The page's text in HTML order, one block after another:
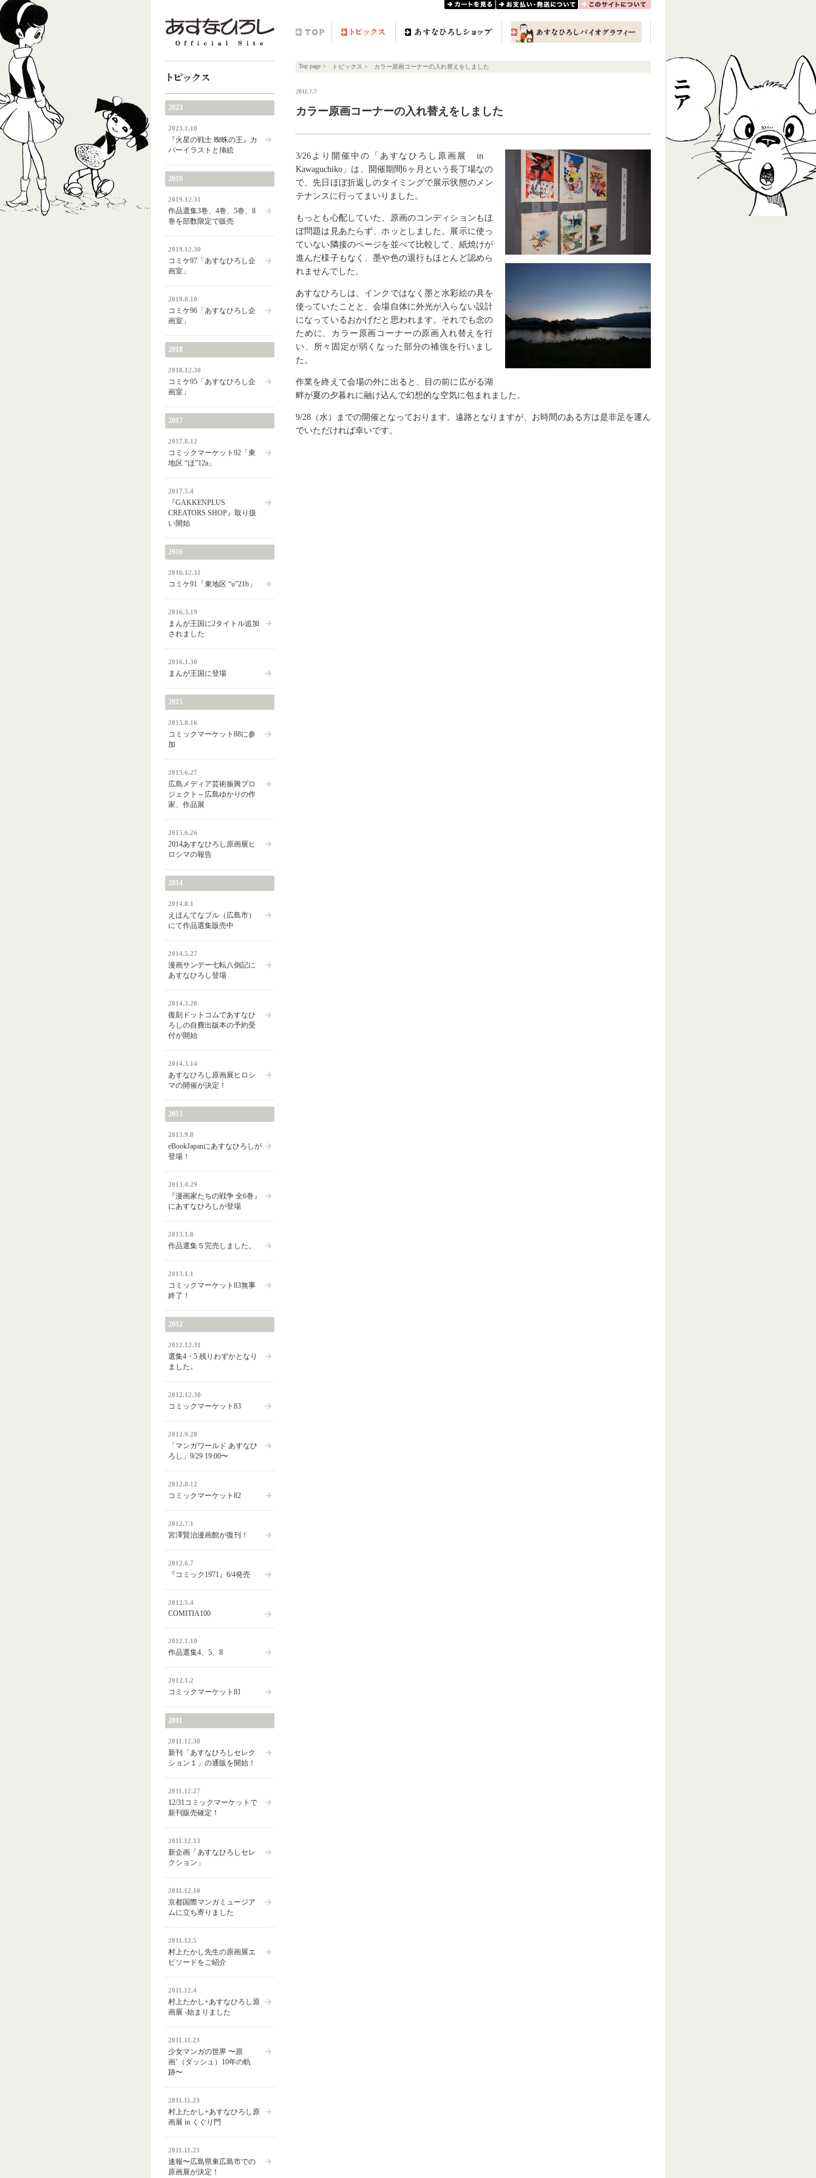
Top page > トピックス > カラー原画コーナーの入れ替えをしました
2011.7.7
カラー原画コーナーの入れ替えをしました
3/26より開催中の「あすなひろし原画展 in
Kawaguchiko」は、開催期間6ヶ月という長丁場なの
で、先日ほぼ折返しのタイミングで展示状態のメン
テナンスに行ってまいりました。
もっとも心配していた、原画のコンディションもほ
ぼ問題は見あたらず、ホッとしました。展示に使っ
ていない隣接のページを並べて比較して、紙焼けが
進んだ様子もなく、墨や色の退行もほとんど認めら
れませんでした。
あすなひろしは、インクではなく墨と水彩絵の具を
使っていたことと、会場自体に外光が入らない設計
になっているおかげだと思われます。それでも念の
ために、カラー原画コーナーの原画入れ替えを行
い、所々固定が弱くなった部分の補強を行いまし
た。
作業を終えて会場の外に出ると、目の前に広がる湖
畔が夏の夕暮れに融け込んで幻想的な空気に包まれました。
9/28（水）までの開催となっております。遠路となりますが、お時間のある方は是非足を運ん
でいただければ幸いです。
トピックス
2023
2023.1.10
『火星の戦士 蜘蛛の王』カ
バーイラストと挿絵
2019
2019.12.31
作品選集3巻、4巻、5巻、8
巻を部数限定で販売
2019.12.30
コミケ97「あすなひろし企
画室」
2019.8.10
コミケ96「あすなひろし企
画室」
2018
2018.12.30
コミケ95「あすなひろし企
画室」
2017
2017.8.12
コミックマーケット92「東
地区 “ほ”12a」
2017.5.4
『GAKKENPLUS
CREATORS SHOP』取り扱
い開始
2016
2016.12.31
コミケ91「東地区 “u”21b」
2016.3.19
まんが王国に2タイトル追加
されました
2016.1.30
まんが王国に登場
2015
2015.8.16
コミックマーケット88に参
加
2015.6.27
広島メディア芸術振興プロ
ジェクト～広島ゆかりの作
家、作品展
2015.6.26
2014あすなひろし原画展ヒ
ロシマの報告
2014
2014.8.1
えほんてなブル（広島市）
にて作品選集販売中
2014.5.27
漫画サンデー七転八倒記に
あすなひろし登場
2014.3.20
復刻ドットコムであすなひ
ろしの自費出版本の予約受
付が開始
2014.3.14
あすなひろし原画展ヒロシ
マの開催が決定！
2013
2013.9.8
eBookJapanにあすなひろしが
登場！
2013.4.29
『漫画家たちの戦争 全6巻』
にあすなひろしが登場
2013.1.8
作品選集５完売しました。
2013.1.1
コミックマーケット83無事
終了！
2012
2012.12.31
選集4・5 残りわずかとなり
ました。
2012.12.30
コミックマーケット83
2012.9.28
「マンガワールド あすなひ
ろし」9/29 19:00〜
2012.8.12
コミックマーケット82
2012.7.1
宮澤賢治漫画館が復刊！
2012.6.7
『コミック1971』6/4発売
2012.5.4
COMITIA100
2012.1.10
作品選集4、5、8
2012.1.2
コミックマーケット81
2011
2011.12.30
新刊「あすなひろしセレク
ション１」の通販を開始！
2011.12.27
12/31コミックマーケットで
新刊販売確定！
2011.12.13
新企画「あすなひろしセレ
クション」
2011.12.10
京都国際マンガミュージア
ムに立ち寄りました
2011.12.5
村上たかし先生の原画展エ
ピソードをご紹介
2011.12.4
村上たかし+あすなひろし原
画展 -始まりました
2011.11.23
少女マンガの世界 〜原
画’（ダッシュ）10年の軌
跡〜
2011.11.23
村上たかし+あすなひろし原
画展 in くぐり門
2011.11.23
速報〜広島県東広島市での
原画展が決定！